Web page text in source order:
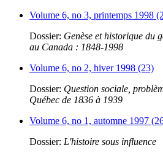
Volume 6, no 3, printemps 1998
Dossier: Genèse et historique du
au Canada : 1848-1998
Volume 6, no 2, hiver 1998 (23)
Dossier: Question sociale,
Québec de 1836 à 1939
Volume 6, no 1, automne 1997
Dossier: L'histoire sous influence